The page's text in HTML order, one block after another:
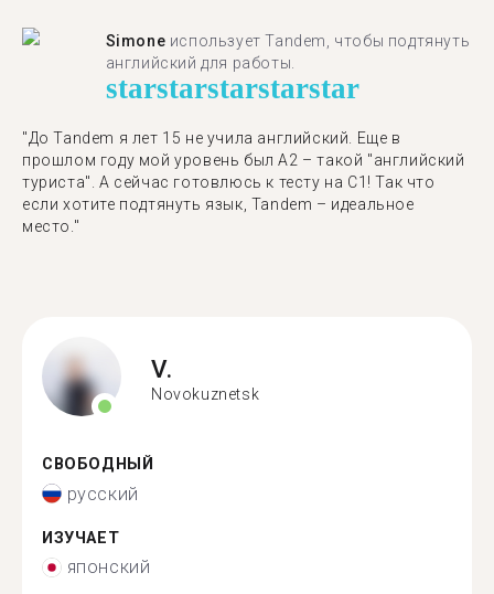
Simone использует Tandem, чтобы подтянуть
английский для работы.
starstarstarstarstar
"До Tandem я лет 15 не учила английский. Еще в
прошлом году мой уровень был A2 – такой "английский
туриста". А сейчас готовлюсь к тесту на C1! Так что
если хотите подтянуть язык, Tandem – идеальное
место."
V.
Novokuznetsk
СВОБОДНЫЙ
русский
ИЗУЧАЕТ
японский